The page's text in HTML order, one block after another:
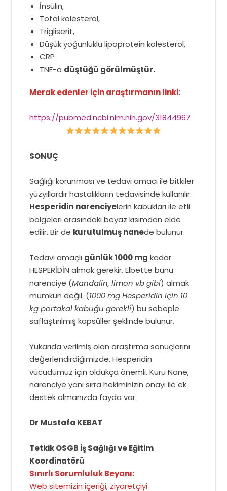
İnsülin,
Total kolesterol,
Trigliserit,
Düşük yoğunluklu lipoprotein kolesterol,
CRP
TNF-a düştüğü görülmüştür.
Merak edenler için araştırmanın linki:
https://pubmed.ncbi.nlm.nih.gov/31844967
SONUÇ
Sağlığı korunması ve tedavi amacı ile bitkiler
yüzyıllardır hastalıkların tedavisinde kullanılır.
Hesperidin narenciyelerin kabukları ile etli
bölgeleri arasındaki beyaz kısımdan elde
edilir. Bir de kurutulmuş nanede bulunur.
Tedavi amaçlı günlük 1000 mg kadar
HESPERİDİN almak gerekir. Elbette bunu
narenciye (Mandalin, limon vb gibi) almak
mümkün değil. (1000 mg Hesperidin için 10
kg portakal kabuğu gerekli) bu sebeple
saflaştırılmış kapsüller şeklinde bulunur.
Yukarıda verilmiş olan araştırma sonuçlarını
değerlendirdiğimizde, Hesperidin
vücudumuz için oldukça önemli. Kuru Nane,
narenciye yanı sırra hekiminizin onayı ile ek
destek almanızda fayda var.
Dr Mustafa KEBAT
Tetkik OSGB İş Sağlığı ve Eğitim
Koordinatörü
Sınırlı Sorumluluk Beyanı:
Web sitemizin içeriği, ziyaretçiyi